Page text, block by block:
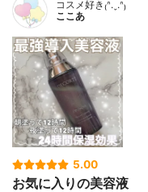
コスメ好き₍ᐢ.ˬ.ᐢ₎
ここあ
5.00
お気に入りの美容液